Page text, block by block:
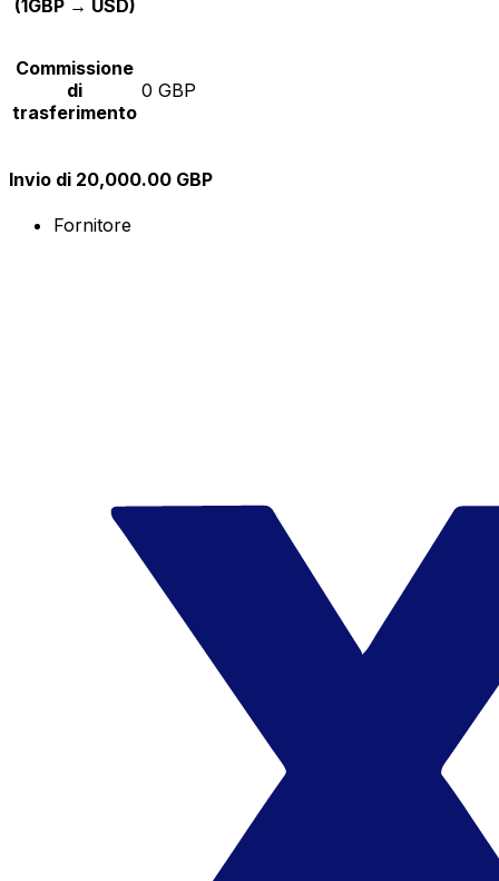
(1GBP → USD)
Commissione
di
trasferimento
0 GBP
Invio di 20,000.00 GBP
Fornitore